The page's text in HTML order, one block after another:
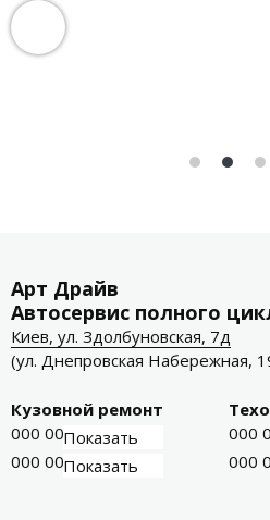
Арт Драйв
Автосервис полного
Киев, ул. Здолбуновская, 7д
(ул. Днепровская Набережная,
Кузовной ремонт
000 000-00-01
Показать
000 000-00-02
Показать
000
000